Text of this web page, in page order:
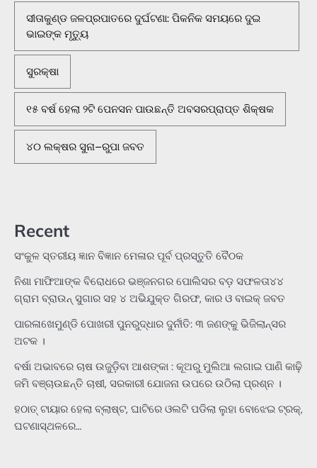
ସୀତାକୁଣ୍ଡ ଜଳପ୍ରପାତରେ ଦୁର୍ଘଟଣା: ପିକନିକ ସମୟରେ ଦୁଇ
ଭାଇଙ୍କ ମୃତ୍ୟୁ
ସୁରକ୍ଷା
୧୫ ବର୍ଷ ହେଲା ୨ଟି ପେନସନ ପାଉଛନ୍ତି ଅବସରପ୍ରାପ୍ତ ଶିକ୍ଷକ
୪୦ ଲକ୍ଷର ସୁନା–ରୁପା ଜବତ
Recent
ସଂକୁଳ ସ୍ତରୀୟ ଜ୍ଞାନ ବିଜ୍ଞାନ ମେଳାର ପୂର୍ବ ପ୍ରସ୍ତୁତି ବୈଠକ
ନିଶା ମାଫିଆଙ୍କ ବିରୋଧରେ ଭଞ୍ଜନଗର ପୋଲିସର ବଡ଼ ସଫଳତା୪୪
ଗ୍ରାମ ବ୍ରାଉନ୍ ସୁଗାର ସହ ୪ ଅଭିଯୁକ୍ତ ଗିରଫ, କାର ଓ ବାଇକ୍ ଜବତ
ପାରଳାଖେମୁଣ୍ଡି ପୋଖରୀ ପୁନରୁଦ୍ଧାର ଦୁର୍ନୀତି: ୩ ଜଣଙ୍କୁ ଭିଜିଲାନ୍ସର
ଅଟକ ।
ବର୍ଷା ଅଭାବରେ ଚାଷ ଉଜୁଡ଼ିବା ଆଶଙ୍କା : କୂଅରୁ ମୁଲିଆ ଲଗାଇ ପାଣି କାଢ଼ି
ଜମି ବଞ୍ଚାଉଛନ୍ତି ଚାଷୀ, ସରକାରୀ ଯୋଜନା ଉପରେ ଉଠିଲା ପ୍ରଶ୍ନ ।
ହଠାତ୍‌ ଟାୟାର ହେଲା ବ୍ଲାଷ୍ଟ, ଘାଟିରେ ଓଲଟି ପଡିଲା ଲୁହା ବୋଝେଇ ଟ୍ରକ୍‌,
ଘଟଣାସ୍ଥଳରେ…